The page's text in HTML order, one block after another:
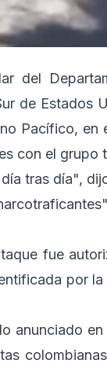
del
de
Pacífico,
con el grupo
tras día",
fue
por
anunciado